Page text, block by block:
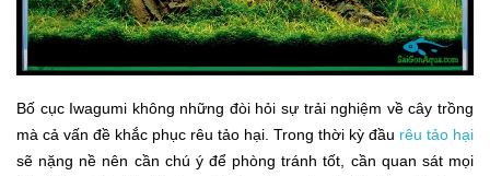
Bố cục Iwagumi không những đòi hỏi sự trải nghiệm về cây trồng
mà cả vấn đề khắc phục rêu tảo hại. Trong thời kỳ đầu rêu tảo hại
sẽ nặng nề nên cần chú ý để phòng tránh tốt, cần quan sát mọi